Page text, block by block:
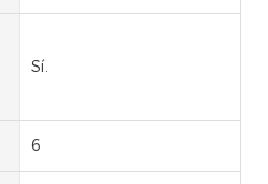
Sí.
6